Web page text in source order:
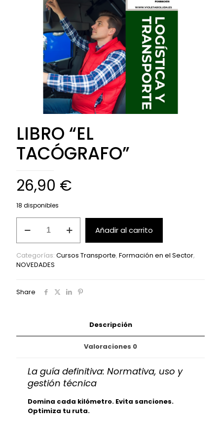
LIBRO “EL
TACÓGRAFO”
26,90 €
18 disponibles
Añadir al carrito
Alternative:
Categorías: Cursos Transporte, Formación en el Sector,
NOVEDADES
Share
Descripción
Valoraciones 0
La guía definitiva: Normativa, uso y
gestión técnica
Domina cada kilómetro. Evita sanciones.
Optimiza tu ruta.